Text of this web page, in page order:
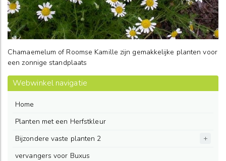
Chamaemelum of Roomse Kamille zijn gemakkelijke planten voor
een zonnige standplaats
Webwinkel navigatie
Home
Planten met een Herfstkleur
Bijzondere vaste planten 2
vervangers voor Buxus